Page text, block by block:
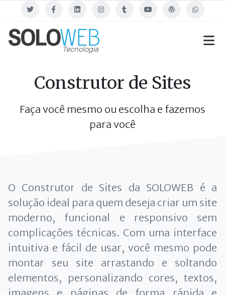
Twitter FacebookLinkedin InstagramTumblr Youtube Blog WhatsApp
Construtor de Sites
Faça você mesmo ou escolha e fazemos
para você
O Construtor de Sites da SOLOWEB é a
solução ideal para quem deseja criar um site
moderno, funcional e responsivo sem
complicações técnicas. Com uma interface
intuitiva e fácil de usar, você mesmo pode
montar seu site arrastando e soltando
elementos, personalizando cores, textos,